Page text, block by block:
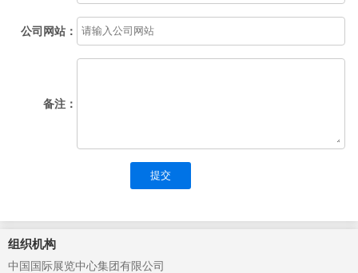
公司网站：
备注：
提交
组织机构
中国国际展览中心集团有限公司